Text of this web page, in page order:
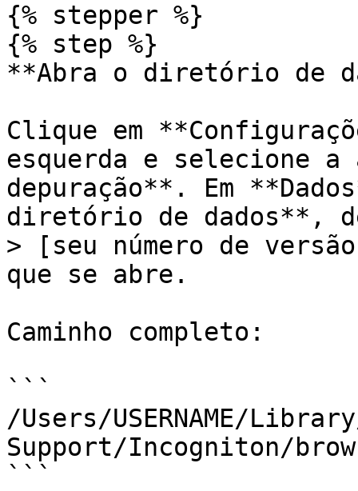
{% stepper %}
{% step %}
**Abra o diretório de
Clique em
esquerda e selecione a
depuração**. Em
diretório de dados**,
> [seu número de
que se abre.
Caminho completo:
```
/Users/USERNAME/
Support/Incogniton/
```